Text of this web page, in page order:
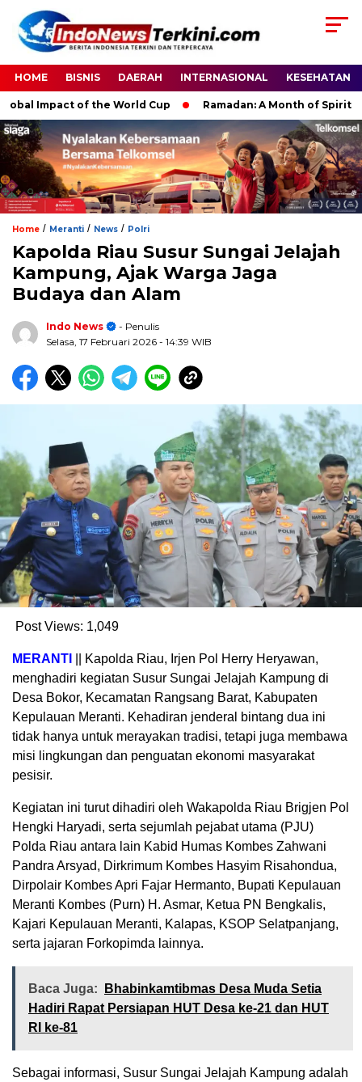
HOME BISNIS DAERAH INTERNASIONAL KESEHATAN
Impact of the World Cup Ramadan: A Month of Spiritual
Home / Meranti / News / Polri
Kapolda Riau Susur Sungai Jelajah
Kampung, Ajak Warga Jaga
Budaya dan Alam
Indo News
- Penulis
Selasa, 17 Februari 2026 - 14:39 WIB
Post Views: 1,049
MERANTI
|| Kapolda Riau, Irjen Pol Herry Heryawan,
menghadiri kegiatan Susur Sungai Jelajah Kampung di
Desa Bokor, Kecamatan Rangsang Barat, Kabupaten
Kepulauan Meranti. Kehadiran jenderal bintang dua ini
tidak hanya untuk merayakan tradisi, tetapi juga membawa
misi lingkungan dan penguatan ekonomi masyarakat
pesisir.
Kegiatan ini turut dihadiri oleh Wakapolda Riau Brigjen Pol
Hengki Haryadi, serta sejumlah pejabat utama (PJU)
Polda Riau antara lain Kabid Humas Kombes Zahwani
Pandra Arsyad, Dirkrimum Kombes Hasyim Risahondua,
Dirpolair Kombes Apri Fajar Hermanto, Bupati Kepulauan
Meranti Kombes (Purn) H. Asmar, Ketua PN Bengkalis,
Kajari Kepulauan Meranti, Kalapas, KSOP Selatpanjang,
serta jajaran Forkopimda lainnya.
Baca Juga:
Bhabinkamtibmas Desa Muda Setia
Hadiri Rapat Persiapan HUT Desa ke-21 dan HUT
RI ke-81
Sebagai informasi, Susur Sungai Jelajah Kampung adalah